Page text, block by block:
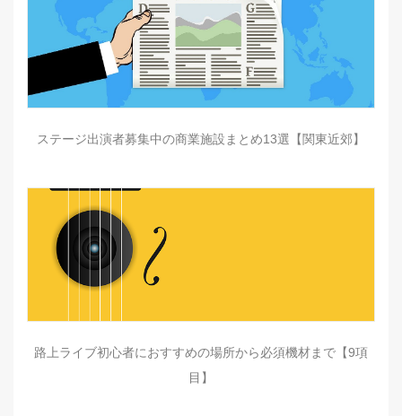
ステージ出演者募集中の商業施設まとめ13選【関東近郊】
路上ライブ初心者におすすめの場所から必須機材まで【9項
目】